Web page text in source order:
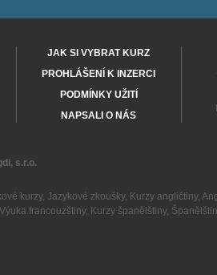
JAK SI VYBRAT KURZ
PROHLÁŠENÍ K INZERCI
PODMÍNKY UŽITÍ
NAPSALI O NÁS
s.r.o.
kurzy, Jazykové zkoušky, Kurzy angličtiny,
Výuka francouzštiny, Kurzy španělštiny,